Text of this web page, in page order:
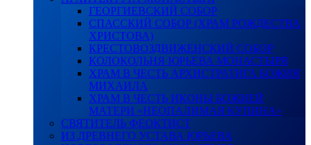
ГЕОРГИЕВСКИЙ СОБОР
СПАССКИЙ СОБОР (ХРАМ РОЖДЕСТВА
ХРИСТОВА)
КРЕСТОВОЗДВИЖЕНСКИЙ СОБОР
КОЛОКОЛЬНЯ ЮРЬЕВА МОНАСТЫРЯ
ХРАМ В ЧЕСТЬ АРХИСТРАТИГА БОЖИЯ
МИХАИЛА
ХРАМ В ЧЕСТЬ ИКОНЫ БОЖИЕЙ
МАТЕРИ «НЕОПАЛИМАЯ КУПИНА»
СВЯТИТЕЛЬ ФЕОКТИСТ
ИЗ ДРЕВНЕГО УСТАВА ЮРЬЕВА